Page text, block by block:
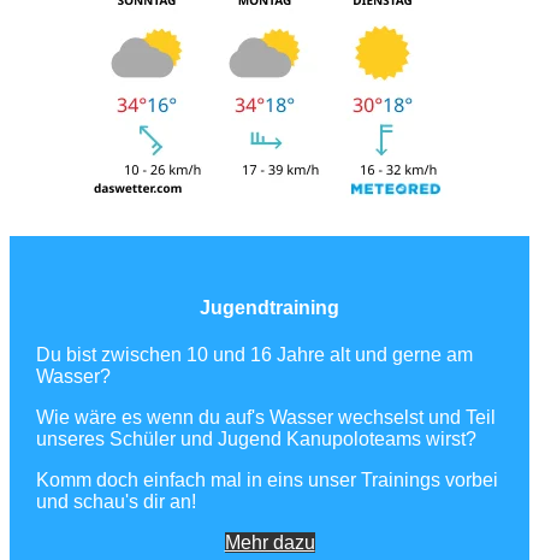
Jugendtraining
Du bist zwischen 10 und 16 Jahre alt und gerne am
Wasser?
Wie wäre es wenn du auf's Wasser wechselst und Teil
unseres Schüler und Jugend Kanupoloteams wirst?
Komm doch einfach mal in eins unser Trainings vorbei
und schau's dir an!
Mehr dazu